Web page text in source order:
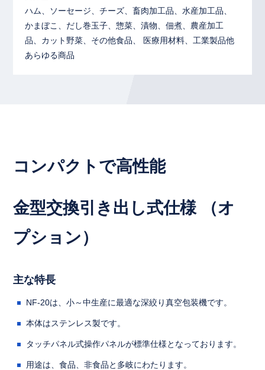
ハム、ソーセージ、チーズ、畜肉加工品、水産加工品、
かまぼこ、だし巻玉子、惣菜、漬物、佃煮、農産加工
品、カット野菜、その他食品、 医療用材料、工業製品他
あらゆる商品
コンパクトで高性能
金型交換引き出し式仕様 （オ
プション）
主な特長
NF-20は、小～中生産に最適な深絞り真空包装機です。
本体はステンレス製です。
タッチパネル式操作パネルが標準仕様となっております。
用途は、食品、非食品と多岐にわたります。